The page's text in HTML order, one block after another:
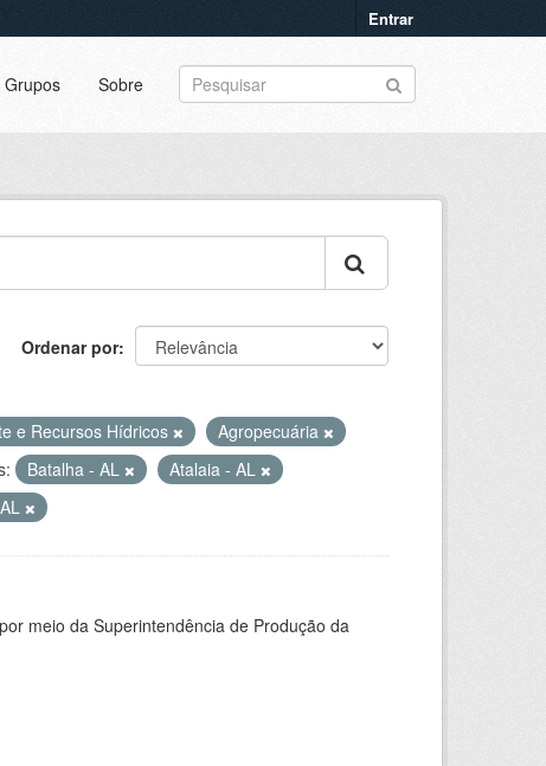
Entrar
Grupos Sobre
Ordenar por
e Recursos Hídricos
Agropecuária
Batalha - AL
Atalaia - AL
meio da Superintendência de Produção da